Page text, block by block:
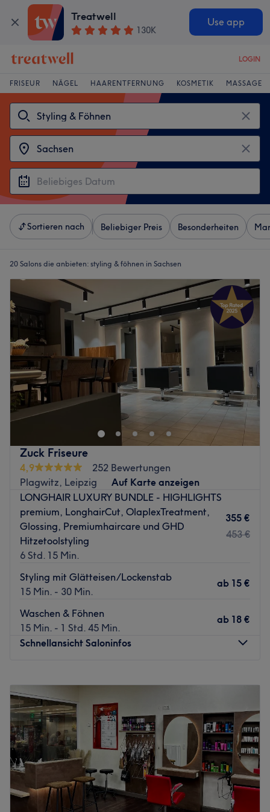
Treatwell
130K
Use app
LOGIN
FRISEUR NÄGEL HAARENTFERNUNG KOSMETIK MASSAGE
Sortieren nach Beliebiger Preis Besonderheiten
20 Salons die anbieten: styling & föhnen in Sachsen
Zuck Friseure
4,9
252 Bewertungen
Plagwitz, Leipzig
Auf Karte anzeigen
LONGHAIR LUXURY BUNDLE - HIGHLIGHTS
premium, LonghairCut, OlaplexTreatment,
Glossing, Premiumhaircare und GHD
Hitzetoolstyling
6 Std. 15 Min.
355 €
453 €
Styling mit Glätteisen/Lockenstab
15 Min. - 30 Min.
ab 15 €
Waschen & Föhnen
15 Min. - 1 Std. 45 Min.
ab 18 €
Schnellansicht Saloninfos
Mittwoch
Donnerstag
10:00 –20:00
Freitag
10:00–20:00
Samstag
08:30–15:30
Sonntag
Geschlossen
Zuck Friseure in Leipzig, Plagwitz, bietet dir ein
innovatives Friseurerlebnis, das sich durch Qualität,